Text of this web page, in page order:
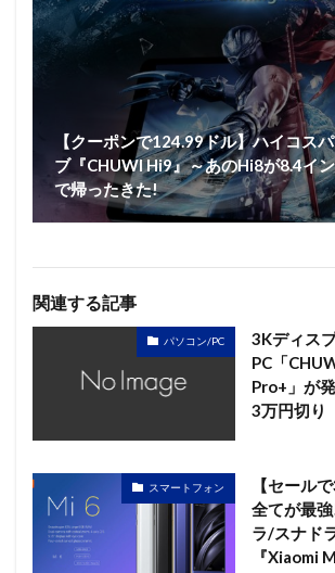
【クーポンで124.99ドル】ハイコス
ブ『CHUWI Hi9』～あのHi8が8.4イ
で帰ったきた!
関連する記事
パソコン/PC
3Kディス
PC「
Pro+」が
3万円切り
スマートフォン
【セール
全てが最
ラ/スナド
『Xiaomi